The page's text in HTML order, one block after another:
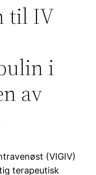
til IV
i
av
(VIGIV)
terapeutisk